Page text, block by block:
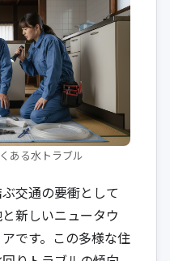
ある水トラブル
交通の要衝として
新しいニュータウ
です。この多様な住